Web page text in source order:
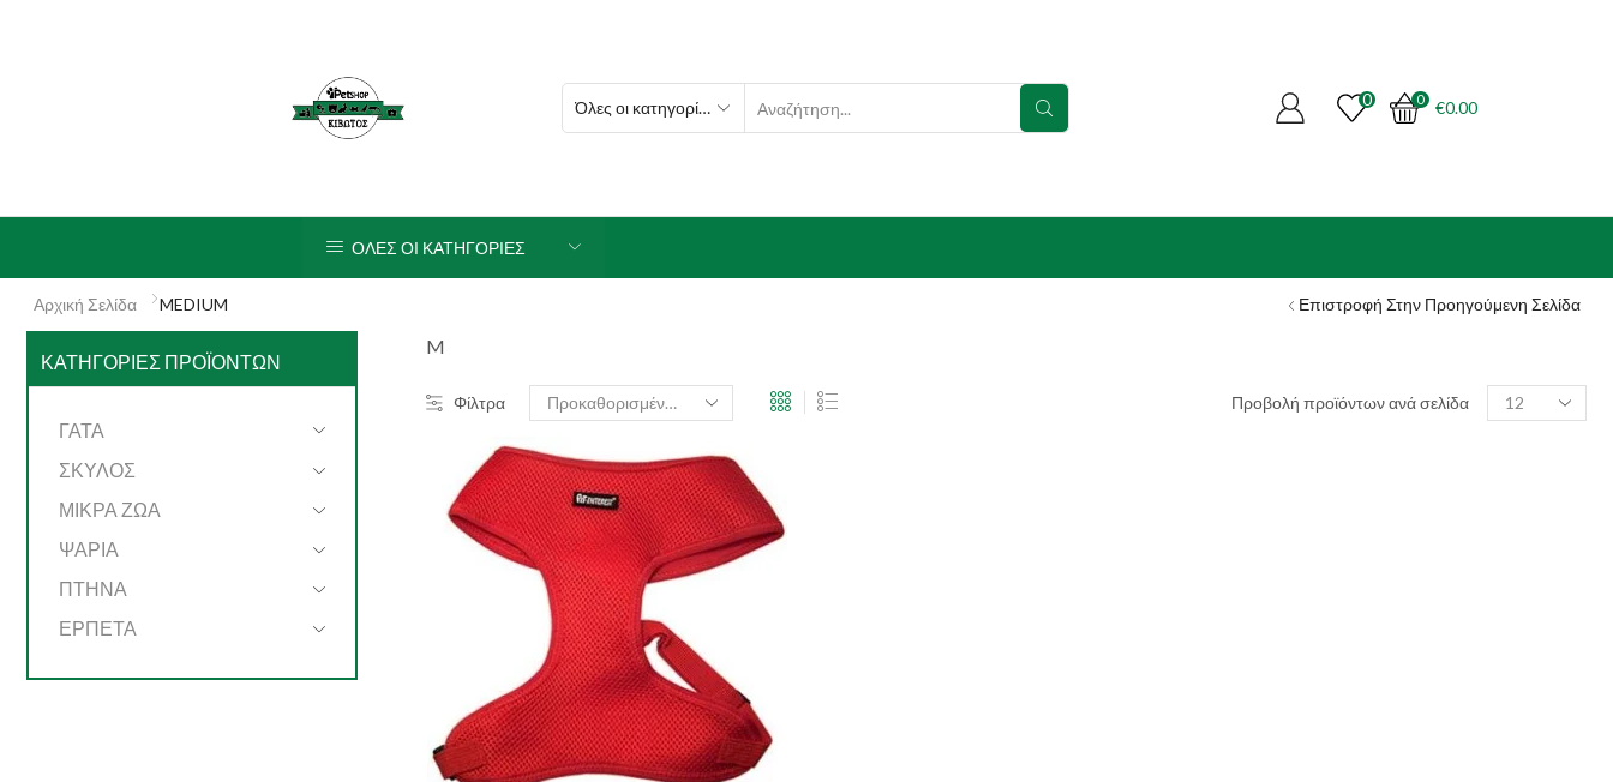
SEARCH
0 0 €0.00
ΟΛΕΣ ΟΙ ΚΑΤΗΓΟΡΙΕΣ
Αρχική Σελίδα MEDIUM Επιστροφή Στην Προηγούμενη Σελίδα
M
Φίλτρα Προβολή προϊόντων ανά σελίδα
Products
per
ΚΑΤΗΓΟΡΊΕΣ ΠΡΟΪΌΝΤΩΝ
ΓΑΤΑ
ΣΚΥΛΟΣ
ΜΙΚΡΑ ΖΩΑ
ΨΑΡΙΑ
ΠΤΗΝΑ
ΕΡΠΕΤΑ